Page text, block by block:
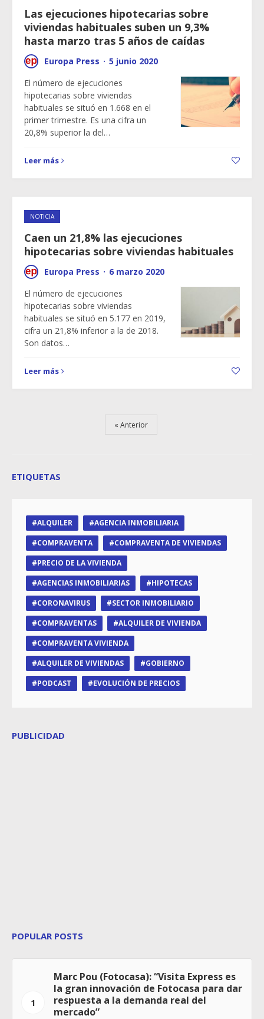
Las ejecuciones hipotecarias sobre
viviendas habituales suben un 9,3%
hasta marzo tras 5 años de caídas
Europa Press · 5 junio 2020
El número de ejecuciones
hipotecarias sobre viviendas
habituales se situó en 1.668 en el
primer trimestre. Es una cifra un
20,8% superior la del…
Leer más
NOTICIA
Caen un 21,8% las ejecuciones
hipotecarias sobre viviendas habituales
Europa Press · 6 marzo 2020
El número de ejecuciones
hipotecarias sobre viviendas
habituales se situó en 5.177 en 2019,
cifra un 21,8% inferior a la de 2018.
Son datos…
Leer más
Anterior
ETIQUETAS
ALQUILER
AGENCIA INMOBILIARIA
COMPRAVENTA
COMPRAVENTA DE VIVIENDAS
PRECIO DE LA VIVIENDA
AGENCIAS INMOBILIARIAS
HIPOTECAS
CORONAVIRUS
SECTOR INMOBILIARIO
COMPRAVENTAS
ALQUILER DE VIVIENDA
COMPRAVENTA VIVIENDA
ALQUILER DE VIVIENDAS
GOBIERNO
PODCAST
EVOLUCIÓN DE PRECIOS
PUBLICIDAD
POPULAR POSTS
1
Marc Pou (Fotocasa): “Visita Express es
la gran innovación de Fotocasa para dar
respuesta a la demanda real del
mercado”